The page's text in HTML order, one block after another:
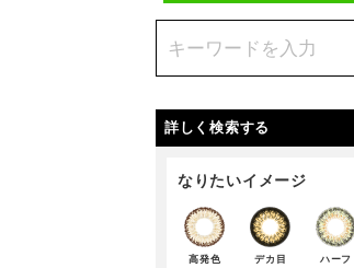
詳しく検索する
なりたいイメージ
高発色 デカ目 ハーフ